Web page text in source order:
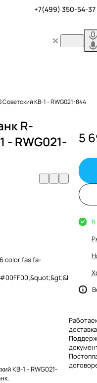
+7(499) 350-54-37
КВ-1 - RWG021-844
R-
- RWG021-
color fas fa-
КВ-1 - RWG021-
5
В